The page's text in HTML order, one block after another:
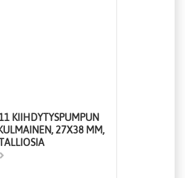
KIIHDYTYSPUMPUN
27X38 MM,